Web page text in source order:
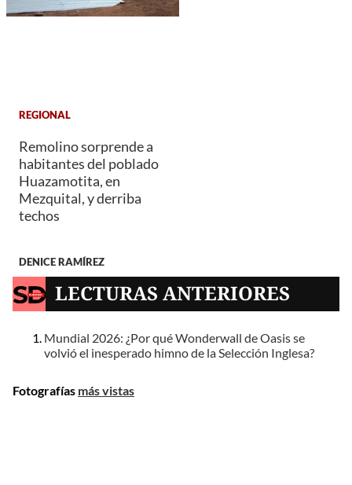
REGIONAL
Remolino sorprende a
habitantes del poblado
Huazamotita, en
Mezquital, y derriba
techos
DENICE RAMÍREZ
LECTURAS ANTERIORES
Mundial 2026: ¿Por qué Wonderwall de Oasis se
volvió el inesperado himno de la Selección Inglesa?
Fotografías más vistas